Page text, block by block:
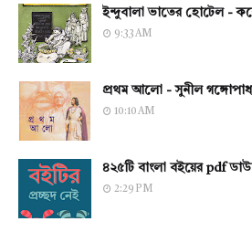
ইন্দুবালা ভাতের হোটেল -
9:33 AM
প্রথম আলো - সুনীল
10:10 AM
৪২৫টি বাংলা বইয়ের pdf
2:29 PM